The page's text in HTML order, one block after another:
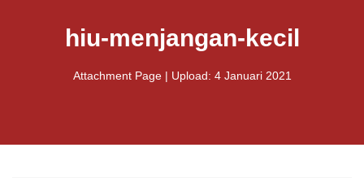
hiu-menjangan-kecil
Attachment Page | Upload: 4 Januari 2021